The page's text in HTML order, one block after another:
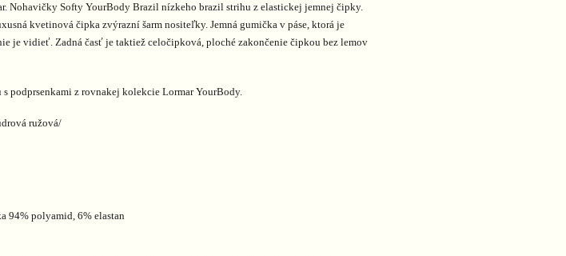
. Nohavičky Softy YourBody Brazilnízkeho brazil strihu z elastickej jemnej čipky.
kvetinová čipka zvýrazní šarm nositeľky. Jemná gumička v páse, ktorá je
je vidieť. Zadná časť je taktiež celočipková, ploché zakončenie čipkou bez lemov
podprsenkami z rovnakej kolekcie Lormar YourBody.
ružová/
94% polyamid, 6% elastan